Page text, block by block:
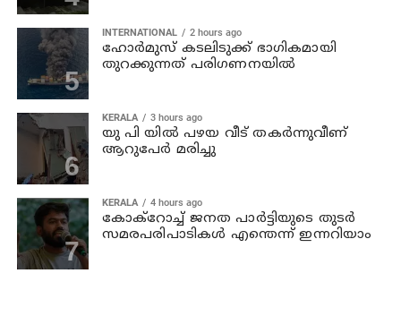
INTERNATIONAL 2 hours ago
ഹോര്‍മുസ് കടലിടുക്ക് ഭാഗികമായി
തുറക്കുന്നത് പരിഗണനയില്‍
KERALA 3 hours ago
യു പി യില്‍ പഴയ വീട് തകര്‍ന്നുവീണ്
ആറുപേര്‍ മരിച്ചു
KERALA 4 hours ago
കോക്റോച്ച് ജനത പാര്‍ട്ടിയുടെ തുടര്‍
സമരപരിപാടികള്‍ എന്തെന്ന് ഇന്നറിയാം